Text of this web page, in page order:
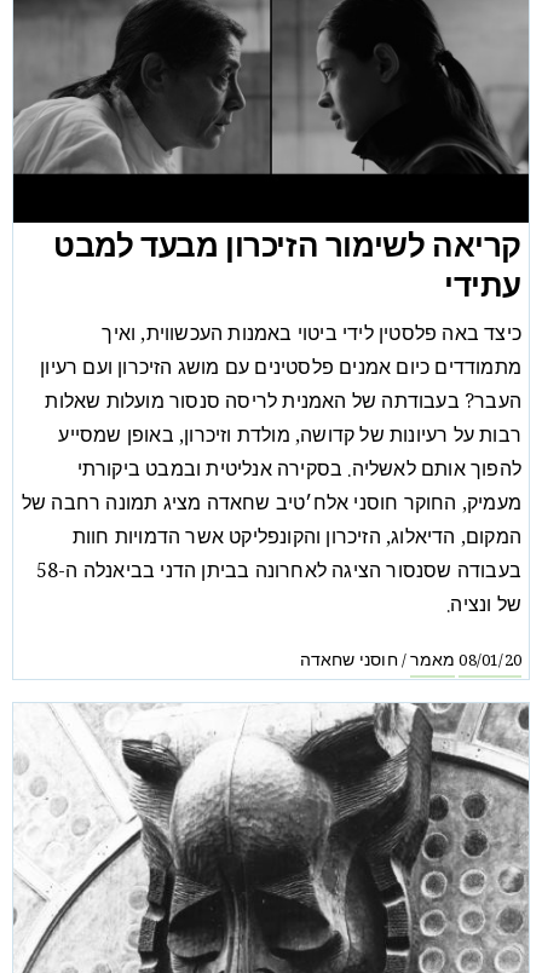
קריאה לשימור הזיכרון מבעד למבט
עתידי
כיצד באה פלסטין לידי ביטוי באמנות העכשווית, ואיך
מתמודדים כיום אמנים פלסטינים עם מושג הזיכרון ועם רעיון
העבר? בעבודתה של האמנית לריסה סנסור מועלות שאלות
רבות על רעיונות של קדושה, מולדת וזיכרון, באופן שמסייע
להפוך אותם לאשליה. בסקירה אנליטית ובמבט ביקורתי
מעמיק, החוקר חוסני אלח׳טיב שחאדה מציג תמונה רחבה של
המקום, הדיאלוג, הזיכרון והקונפליקט אשר הדמויות חוות
בעבודה שסנסור הציגה לאחרונה בביתן הדני בביאנלה ה-58
של ונציה.
08/01/20מאמר/חוסני שחאדה